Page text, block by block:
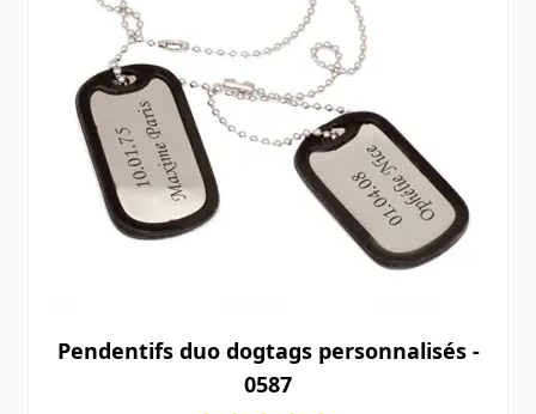
Pendentifs duo dogtags personnalisés -
0587